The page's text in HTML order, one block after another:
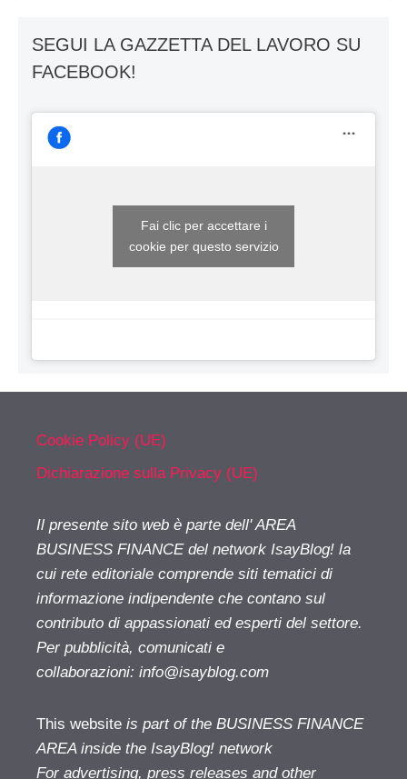
SEGUI LA GAZZETTA DEL LAVORO SU
FACEBOOK!
Fai clic per accettare i
cookie per questo servizio
Cookie Policy (UE)
Dichiarazione sulla Privacy (UE)
Il presente sito web è parte dell' AREA
BUSINESS FINANCE del network IsayBlog! la
cui rete editoriale comprende siti tematici di
informazione indipendente che contano sul
contributo di appassionati ed esperti del settore.
Per pubblicità, comunicati e
collaborazioni: info@isayblog.com
This website is part of the BUSINESS FINANCE
AREA inside the IsayBlog! network
For advertising, press releases and other